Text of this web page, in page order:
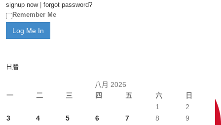
signup now| forgot password?
Remember Me
日曆
八月 2026
一
二 三 四 五 六 日
1
2
3
4 5 6 7 8
9